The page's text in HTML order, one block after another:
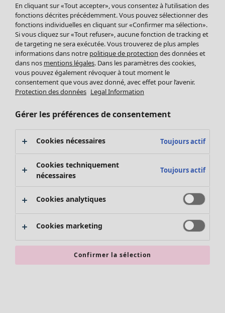
Leggings et collants
Accessoires
Chaussures
Vêtements de bain
Basics
Soldes Mobilier
Bonnes affaires déco
Décoration
Textiles
Tapis
Éponge
Promos SOLDES
Les promos de Gudrun Sjödén
Nouvel arrivage
Bonnes affaires en soldes - jusqu'à -70
En cliquant sur «Tout accepter», vous consentez à l’utilisation des
fonctions décrites précédemment. Vous pouvez sélectionner des
fonctions individuelles en cliquant sur «Confirmer ma sélection».
Si vous cliquez sur «Tout refuser», aucune fonction de tracking et
de targeting ne sera exécutée. Vous trouverez de plus amples
informations dans notre politique de protection des données et
dans nos mentions légales. Dans les paramètres des cookies,
vous pouvez également révoquer à tout moment le
consentement que vous avez donné, avec effet pour l’avenir.
Protection des données Legal Information
Gérer les préférences de consentement
Cookies nécessaires Toujours actif
Cookies techniquement
nécessaires
Toujours actif
Cookies analytiques
Cookies marketing
Confirmer la sélection